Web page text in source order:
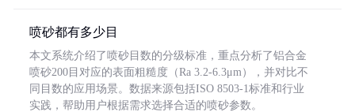
喷砂都有多少目
本文系统介绍了喷砂目数的分级标准，重点分析了铝合金
喷砂200目对应的表面粗糙度（Ra 3.2-6.3μm），并对比不
同目数的应用场景。数据来源包括ISO 8503-1标准和行业
实践，帮助用户根据需求选择合适的喷砂参数。